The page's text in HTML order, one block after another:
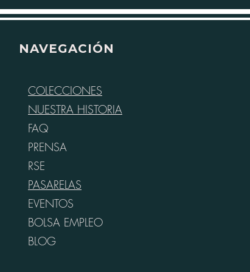
NAVEGACIÓN
COLECCIONES
NUESTRA HISTORIA
FAQ
PRENSA
RSE
PASARELAS
EVENTOS
BOLSA EMPLEO
BLOG